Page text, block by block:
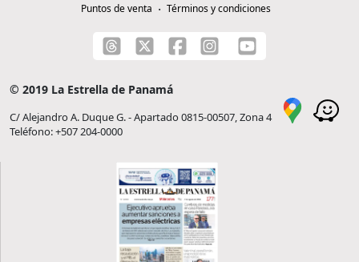
Puntos de venta
Términos y condiciones
© 2019 La Estrella de Panamá
C/ Alejandro A. Duque G. - Apartado 0815-00507, Zona 4
Teléfono: +507 204-0000